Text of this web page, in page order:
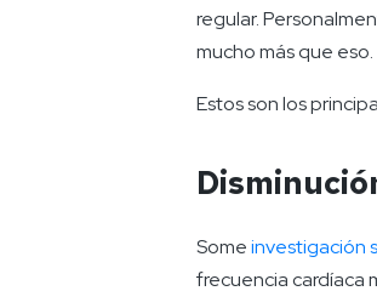
regular.
mucho más que eso.
Estos son los
Someinvestigación
frecuencia cardíaca